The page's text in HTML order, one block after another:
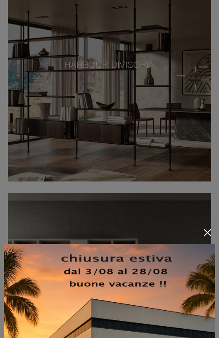
HARBOUR DIVISORIA
MODO COMP M6C91